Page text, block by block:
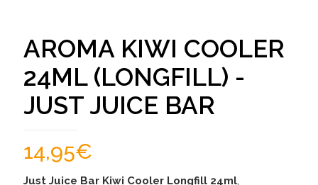
AROMA KIWI COOLER
24ML (LONGFILL) -
JUST JUICE BAR
14,95€
Just Juice Bar Kiwi Cooler Longfill 24ml,